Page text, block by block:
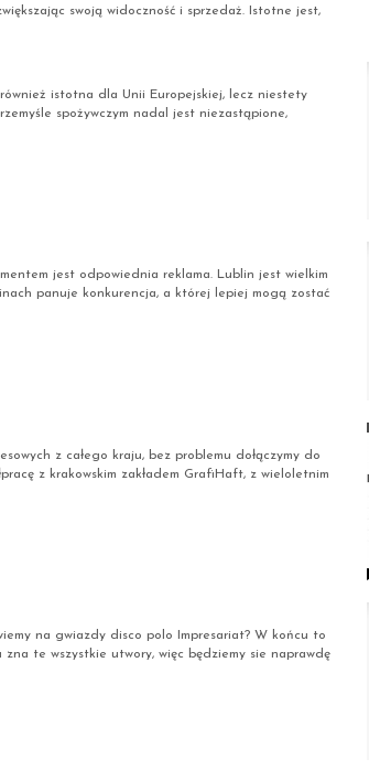
swoją widoczność i sprzedaż. Istotne jest,
istotna dla Unii Europejskiej, lecz niestety
spożywczym nadal jest niezastąpione,
jest odpowiednia reklama. Lublin jest wielkim
panuje konkurencja, a której lepiej mogą zostać
z całego kraju, bez problemu dołączymy do
z krakowskim zakładem GrafiHaft, z wieloletnim
na gwiazdy disco polo Impresariat? W końcu to
te wszystkie utwory, więc będziemy sie naprawdę